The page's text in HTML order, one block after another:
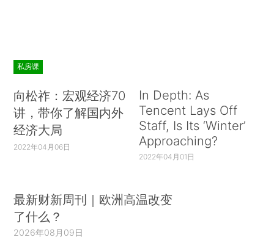
私房课
向松祚：宏观经济70
讲，带你了解国内外
经济大局
2022年04月06日
In Depth: As
Tencent Lays Off
Staff, Is Its ‘Winter’
Approaching?
2022年04月01日
最新财新周刊｜欧洲高温改变
了什么？
2026年08月09日